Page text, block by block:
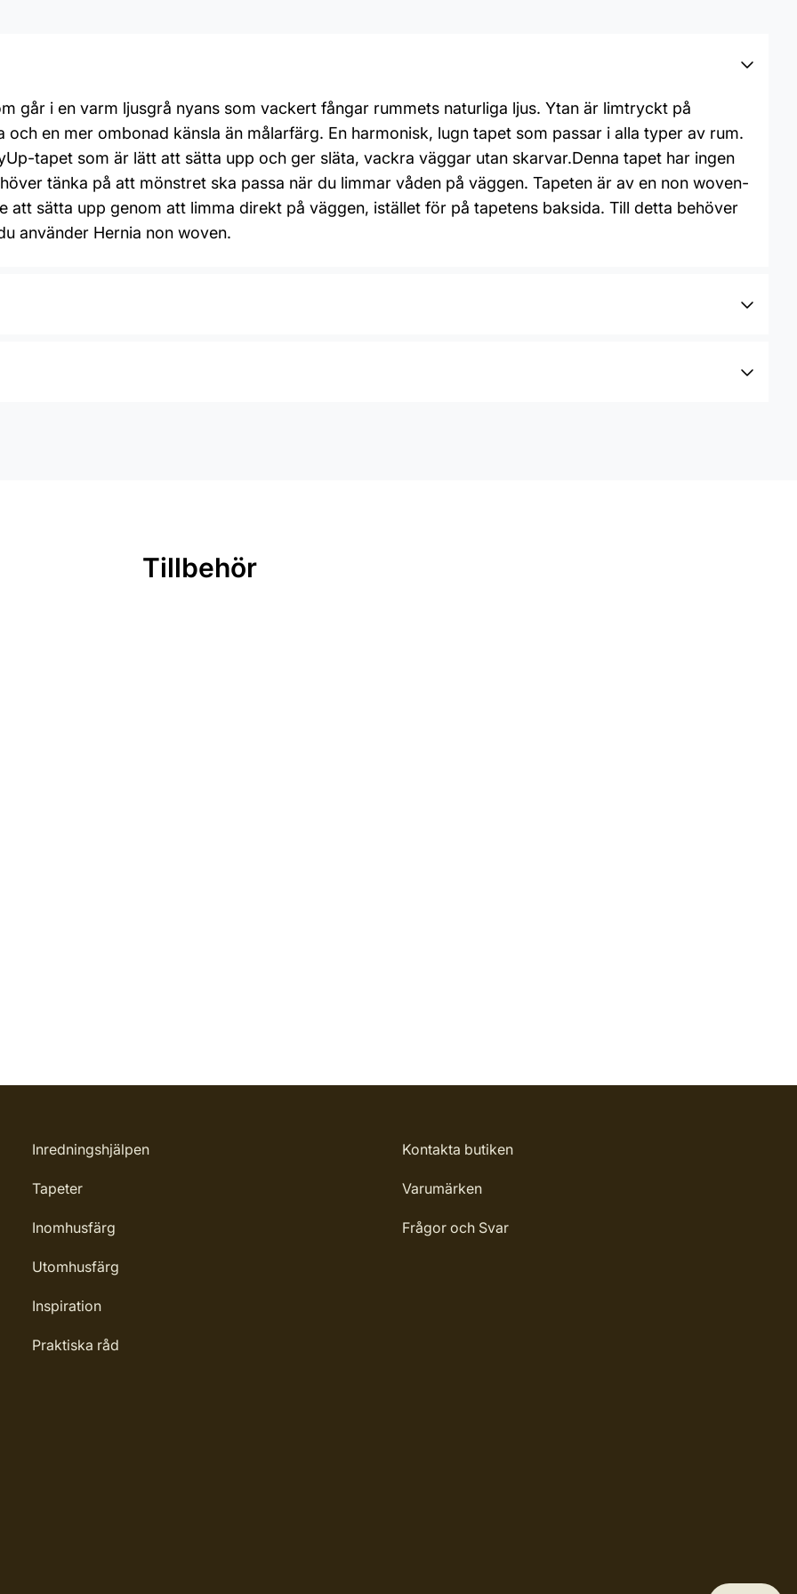
går i en varm ljusgrå nyans som vackert fångar rummets naturliga ljus. Ytan är limtryckt på
en mer ombonad känsla än målarfärg. En harmonisk, lugn tapet som passar i alla typer av rum.
tapet som är lätt att sätta upp och ger släta, vackra väggar utan skarvar.Denna tapet har ingen
tänka på att mönstret ska passa när du limmar våden på väggen. Tapeten är av en non woven-
sätta upp genom att limma direkt på väggen, istället för på tapetens baksida. Till detta behöver
använder Hernia non woven.
Tillbehör
Inredningshjälpen
Tapeter
Inomhusfärg
Utomhusfärg
Inspiration
Praktiska råd
Kontakta butiken
Varumärken
Frågor och Svar